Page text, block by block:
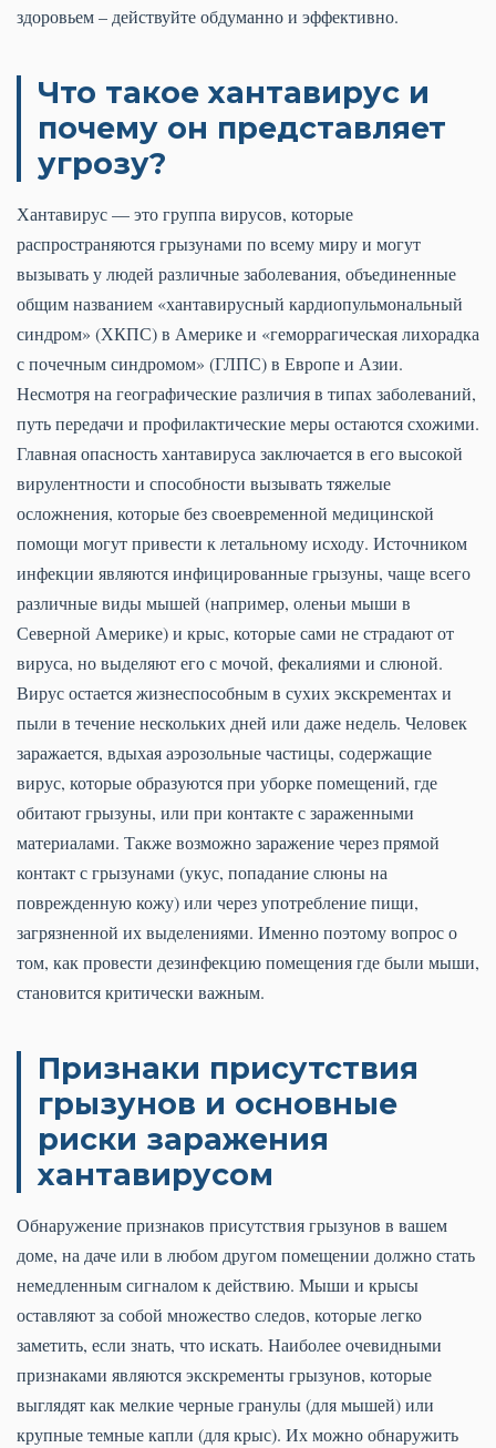
здоровьем – действуйте обдуманно и эффективно.
Что такое хантавирус и
почему он представляет
угрозу?
Хантавирус — это группа вирусов, которые
распространяются грызунами по всему миру и могут
вызывать у людей различные заболевания, объединенные
общим названием «хантавирусный кардиопульмональный
синдром» (ХКПС) в Америке и «геморрагическая лихорадка
с почечным синдромом» (ГЛПС) в Европе и Азии.
Несмотря на географические различия в типах заболеваний,
путь передачи и профилактические меры остаются схожими.
Главная опасность хантавируса заключается в его высокой
вирулентности и способности вызывать тяжелые
осложнения, которые без своевременной медицинской
помощи могут привести к летальному исходу. Источником
инфекции являются инфицированные грызуны, чаще всего
различные виды мышей (например, оленьи мыши в
Северной Америке) и крыс, которые сами не страдают от
вируса, но выделяют его с мочой, фекалиями и слюной.
Вирус остается жизнеспособным в сухих экскрементах и
пыли в течение нескольких дней или даже недель. Человек
заражается, вдыхая аэрозольные частицы, содержащие
вирус, которые образуются при уборке помещений, где
обитают грызуны, или при контакте с зараженными
материалами. Также возможно заражение через прямой
контакт с грызунами (укус, попадание слюны на
поврежденную кожу) или через употребление пищи,
загрязненной их выделениями. Именно поэтому вопрос о
том, как провести дезинфекцию помещения где были мыши,
становится критически важным.
Признаки присутствия
грызунов и основные
риски заражения
хантавирусом
Обнаружение признаков присутствия грызунов в вашем
доме, на даче или в любом другом помещении должно стать
немедленным сигналом к действию. Мыши и крысы
оставляют за собой множество следов, которые легко
заметить, если знать, что искать. Наиболее очевидными
признаками являются экскременты грызунов, которые
выглядят как мелкие черные гранулы (для мышей) или
крупные темные капли (для крыс). Их можно обнаружить